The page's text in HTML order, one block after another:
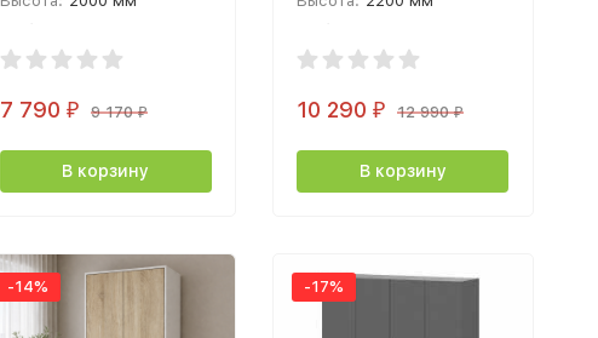
7 790 ₽ 9 170₽
В корзину
10 290 ₽ 12 990₽
В корзину
-14% -17%